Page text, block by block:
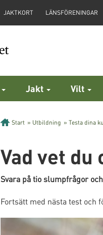
JAKTKORT LÄNSFÖRENINGAR
Jakt Vilt
Start » Utbildning » Testa dina
Vad vet
Svara på tio slumpfrågor
Fortsätt med nästa test och